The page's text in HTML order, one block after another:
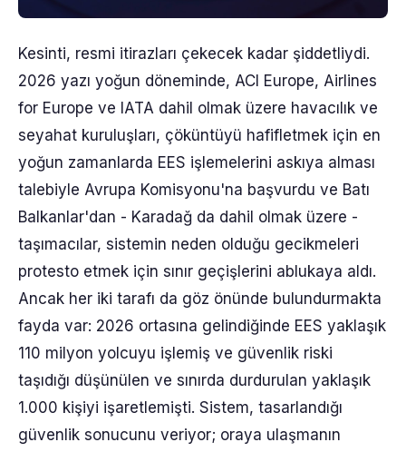
Kesinti, resmi itirazları çekecek kadar şiddetliydi.
2026 yazı yoğun döneminde, ACI Europe, Airlines
for Europe ve IATA dahil olmak üzere havacılık ve
seyahat kuruluşları, çöküntüyü hafifletmek için en
yoğun zamanlarda EES işlemelerini askıya alması
talebiyle Avrupa Komisyonu'na başvurdu ve Batı
Balkanlar'dan - Karadağ da dahil olmak üzere -
taşımacılar, sistemin neden olduğu gecikmeleri
protesto etmek için sınır geçişlerini ablukaya aldı.
Ancak her iki tarafı da göz önünde bulundurmakta
fayda var: 2026 ortasına gelindiğinde EES yaklaşık
110 milyon yolcuyu işlemiş ve güvenlik riski
taşıdığı düşünülen ve sınırda durdurulan yaklaşık
1.000 kişiyi işaretlemişti. Sistem, tasarlandığı
güvenlik sonucunu veriyor; oraya ulaşmanın